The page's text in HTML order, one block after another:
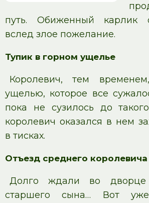
путь. Обиженный карлик
вслед злое пожелание.
Тупик в горном ущелье
Королевич, тем
ущелью, которое все
пока не сузилось до
королевич оказался в нем
в тисках.
Отъезд среднего королевича
Долго ждали во дворце
старшего сына… Вот